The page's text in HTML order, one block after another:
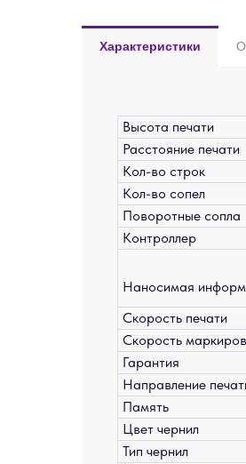
Характеристики
Высота печати
Расстояние печати
Кол-во строк
Кол-во сопел
Поворотные сопла
Контроллер
Наносимая
Скорость печати
Скорость
Гарантия
Направление
Память
Цвет чернил
Тип чернил